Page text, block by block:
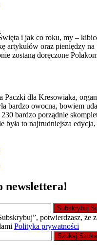
i jak co roku, my –
artykułów oraz pieniędzy
zostaną doręczone
Paczki dla Kresowiaka,
bardzo owocna, bowiem
bardzo porządnie
była to najtrudniejsza
newslettera!
Subskrybuj
potwierdzasz, że
Polityka prywatności
Szukaj